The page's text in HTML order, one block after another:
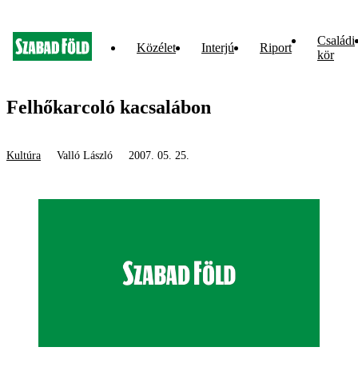
Közélet Interjú Riport
Családi
kör
Felhőkarcoló kacsalábon
Kultúra Valló László 2007. 05. 25.